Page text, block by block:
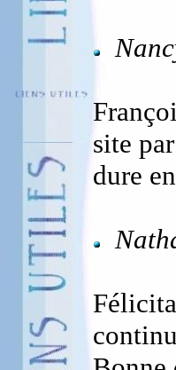
site
dure